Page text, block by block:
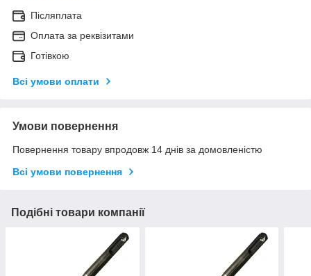
Післяплата
Оплата за реквізитами
Готівкою
Всі умови оплати
Умови повернення
Повернення товару впродовж 14 днів за домовленістю
Всі умови повернення
Подібні товари компанії